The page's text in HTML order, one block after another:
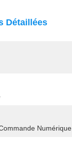
Détaillées
Numérique